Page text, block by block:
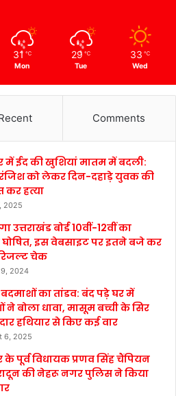
31 ℃
Mon
29 ℃
Tue
33 ℃
Wed
Comments
में ईद की खुशियां मातम में बदली:
रंजिश को लेकर दिन-दहाड़े युवक की
कर हत्या
2025
उत्तराखंड बोर्ड 10वीं-12वीं का
घोषित, इस वेबसाइट पर इतने बजे कर
चेक
2024
का तांडव: बंद पड़े घर में
ने बोला धावा, मासूम बच्ची के सिर
हथियार से किए कई वार
6, 2025
पूर्व विधायक प्रणव सिंह चैंपियन
की नेहरू नगर पुलिस ने किया